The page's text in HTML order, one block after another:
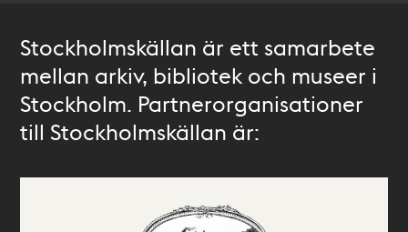
Stockholmskällan är ett samarbete
mellan arkiv, bibliotek och museer i
Stockholm. Partnerorganisationer
till Stockholmskällan är: